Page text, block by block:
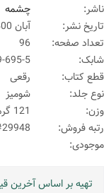
ناشر:
چشمه
تاریخ نشر:
آبان 1400
تعداد صفحه:
شابک:
695-5
قطع کتاب:
رقعی
نوع جلد:
شومیز
وزن:
رتبه فروش:
(
موجودی:
تهیه بر اساس آخرین